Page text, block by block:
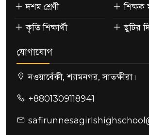
দশম শ্রেণী
কৃতি শিক্ষার্থী
শিক্ষক
ছুটির
যোগাযোগ
নওয়াবেঁকী, শ্যামনগর, সাতক্ষীরা।
+8801309118941